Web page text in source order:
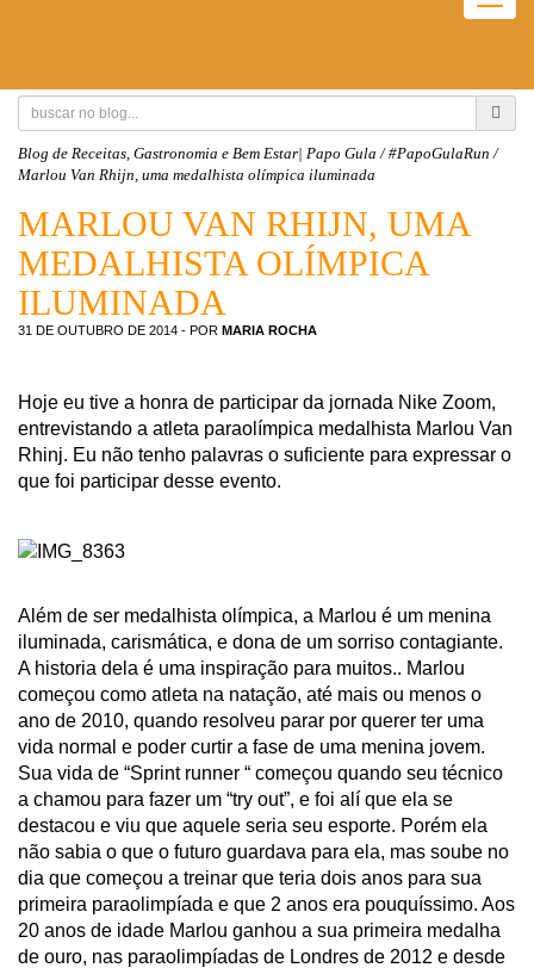
Blog de Receitas, Gastronomia e Bem Estar| Papo Gula /#PapoGulaRun /
Marlou Van Rhijn, uma medalhista olímpica iluminada
MARLOU VAN RHIJN, UMA
MEDALHISTA OLÍMPICA
ILUMINADA
31 DE OUTUBRO DE 2014 - POR MARIA ROCHA
Hoje eu tive a honra de participar da jornada Nike Zoom,
entrevistando a atleta paraolímpica medalhista Marlou Van
Rhinj. Eu não tenho palavras o suficiente para expressar o
que foi participar desse evento.
Além de ser medalhista olímpica, a Marlou é um menina
iluminada, carismática, e dona de um sorriso contagiante.
A historia dela é uma inspiração para muitos.. Marlou
começou como atleta na natação, até mais ou menos o
ano de 2010, quando resolveu parar por querer ter uma
vida normal e poder curtir a fase de uma menina jovem.
Sua vida de “Sprint runner “ começou quando seu técnico
a chamou para fazer um “try out”, e foi alí que ela se
destacou e viu que aquele seria seu esporte. Porém ela
não sabia o que o futuro guardava para ela, mas soube no
dia que começou a treinar que teria dois anos para sua
primeira paraolimpíada e que 2 anos era pouquíssimo. Aos
20 anos de idade Marlou ganhou a sua primeira medalha
de ouro, nas paraolimpíadas de Londres de 2012 e desde